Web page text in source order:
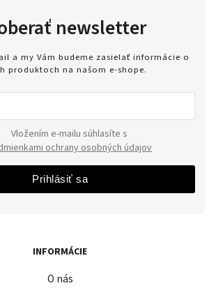
INFORMÁCIE
O nás
newsletter
a my Vám budeme zasielať informácie o
produktoch na našom e-shope.
ochrany osobných údajov
Prihlásiť sa